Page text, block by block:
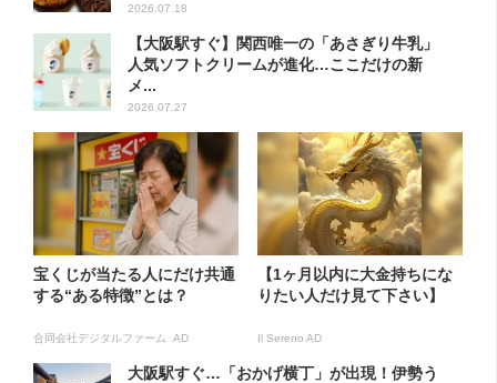
2026.07.18
【大阪駅すぐ】関西唯一の「あさぎり牛乳」
人気ソフトクリームが進化…ここだけの新
メ...
2026.07.27
宝くじが当たる人にだけ共通
する“ある特徴”とは？
合同会社デジタルファーム AD
【1ヶ月以内に大金持ちにな
りたい人だけ見て下さい】
Il Sereno AD
大阪駅すぐ…「おかげ横丁」が出現！伊勢う